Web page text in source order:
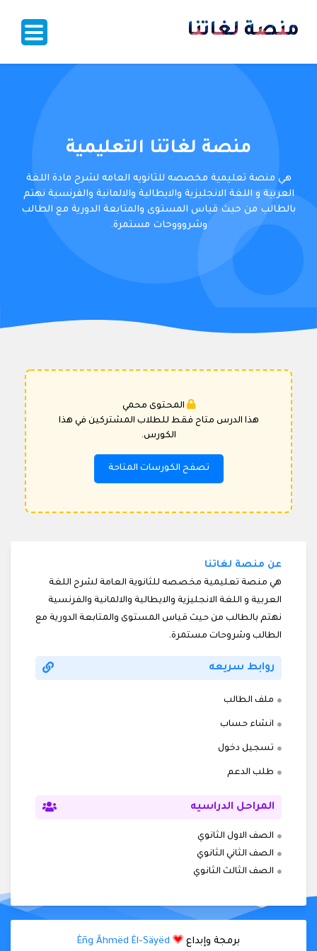
منصة لغاتنا
منصة لغاتنا التعليمية
هي منصة تعليمية مخصصه للثانويه العامه لشرح مادة اللغة
العربية و اللغة الانجليزية والايطالية والالمانية والفرنسية نهتم
بالطالب من حيث قياس المستوى والمتابعة الدورية مع الطالب
وشروووحات مستمرة.
المحتوى محمي
هذا الدرس متاح فقط للطلاب المشتركين في هذا
الكورس.
تصفح الكورسات المتاحة
عن منصة لغاتنا
هي منصة تعليمية مخصصه للثانوية العامة لشرح اللغة
العربية و اللغة الانجليزية والايطالية والالمانية والفرنسية
نهتم بالطالب من حيث قياس المستوى والمتابعة الدورية مع
الطالب وشروحات مستمرة.
روابط سريعه
ملف الطالب
انشاء حساب
تسجيل دخول
طلب الدعم
المراحل الدراسيه
الصف الاول الثانوي
الصف الثاني الثانوي
الصف الثالث الثانوي
برمجة وإبداع Èñg Ãhmëd Ël-Säyëd